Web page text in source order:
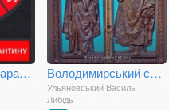
10 країн після карантину Володимирський собор
Ульяновський Василь
Либідь